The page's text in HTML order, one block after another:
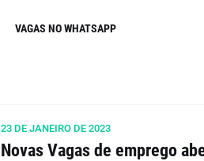
VAGAS NO WHATSAPP
23 DE JANEIRO DE 2023
Novas Vagas de emprego